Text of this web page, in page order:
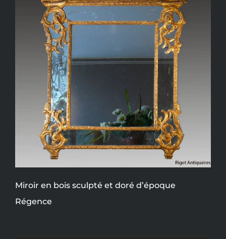
Miroir en bois sculpté et doré d’époque
Régence